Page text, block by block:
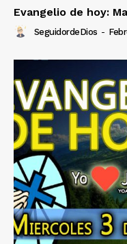
Evangelio de hoy:
SeguidordeDios -